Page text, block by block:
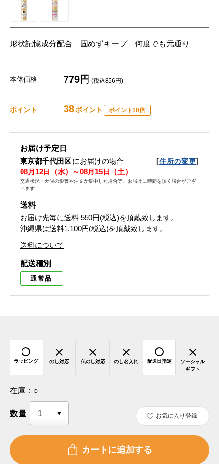
形状記憶成分配合 固めずキープ 何度でも元通り
本体価格 779円 (税込856円)
ポイント 38ポイント ポイント10倍
お届け予定日
東京都千代田区にお届けの場合 [住所の変更]
08月12日（水）～08月15日（土）
交通状況・天候の影響や注文が集中した場合等、お届けに時間を頂く場合がござ
います。
送料
お届け先毎に送料 550円(税込)を頂戴致します。
沖縄県は送料1,100円(税込)を頂戴致します。
送料について
配送種別
通常品
ラッピング のし対応 仏のし対応 のし名入れ 配送日指定
ソーシャル
ギフト
在庫： ○
数量 お気に入り登録